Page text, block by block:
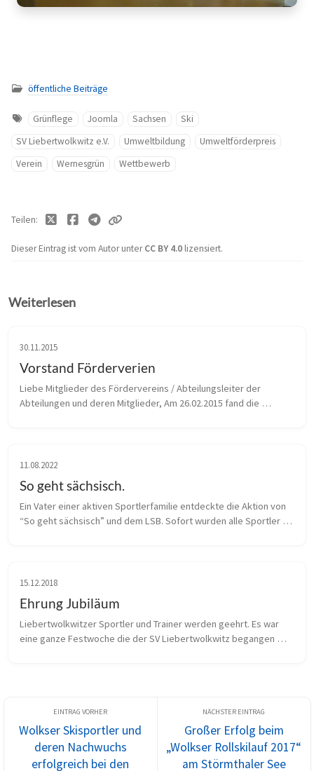
öffentliche Beiträge
Grünflege Joomla Sachsen
Ski
SV Liebertwolkwitz e.V.
Umweltbildung
Umweltförderpreis
Verein
Wernesgrün Wettbewerb
Dieser Eintrag ist vom Autor unterCC BY 4.0lizensiert.
Teilen
Weiterlesen
30.11.2015
Vorstand Förderverien
Liebe Mitglieder des Fördervereins / Abteilungsleiter der
Abteilungen und deren Mitglieder, Am 26.02.2015 fand die
11.08.2022
So geht sächsisch.
Ein Vater einer aktiven Sportlerfamilie entdeckte die Aktion von
“So geht sächsisch” und dem LSB. Sofort wurden alle Sportler
15.12.2018
Ehrung Jubiläum
Liebertwolkwitzer Sportler und Trainer werden geehrt. Es war
eine ganze Festwoche die der SV Liebertwolkwitz begangen
Wolkser Skisportler und
deren Nachwuchs
erfolgreich bei den
Großer Erfolg beim
„Wolkser Rollskilauf 2017“
am Störmthaler See